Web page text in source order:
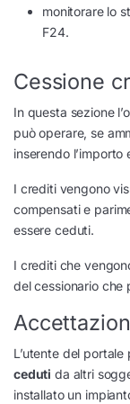
monitorare lo
F24.
Cessione
In questa sezione
può operare, se
inserendo
I crediti vengono
compensati e
essere ceduti.
I crediti che
del cessionario che
L’utente del portale
ceduti da altri
installato un